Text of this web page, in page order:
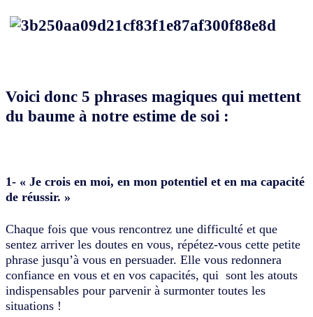
Voici donc 5 phrases magiques qui mettent
du baume à notre estime de soi :
1- « Je crois en moi, en mon potentiel et en ma capacité
de réussir. »
Chaque fois que vous rencontrez une difficulté et que
sentez arriver les doutes en vous, répétez-vous cette petite
phrase jusqu’à vous en persuader. Elle vous redonnera
confiance en vous et en vos capacités, qui sont les atouts
indispensables pour parvenir à surmonter toutes les
situations !